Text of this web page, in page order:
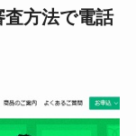
方法で電話